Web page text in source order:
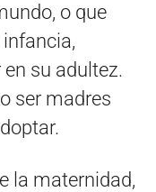
o que
su adultez.
ser madres
la maternidad,